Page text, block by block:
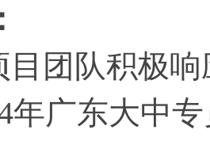
目团队积极
年广东大中